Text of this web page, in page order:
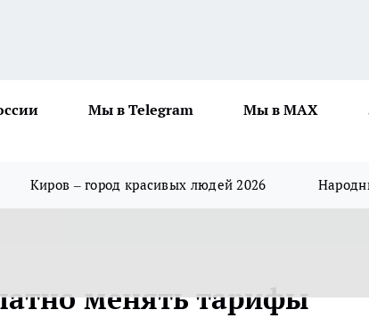
Мы в Telegram Мы в MAX
Киров – город красивых людей 2026
менять тарифы